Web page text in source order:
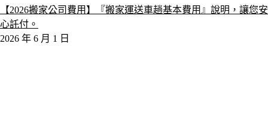
【2026搬家公司費用】『搬家運送車趟基本費用』說明，讓您安
心託付。
2026 年 6 月 1 日